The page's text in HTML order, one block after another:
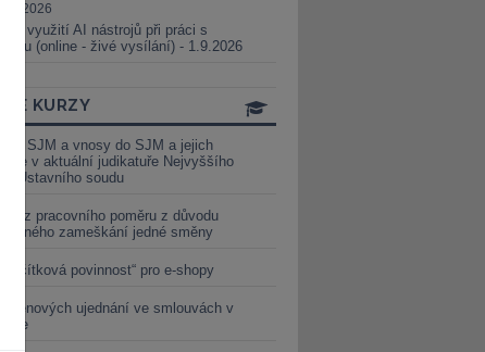
využití AI nástrojů při práci s
(online - živé vysílání) - 1.9.2026
KURZY
ze SJM a vnosy do SJM a jejich
v aktuální judikatuře Nejvyššího
a Ústavního soudu
z pracovního poměru z důvodu
zameškání jedné směny
„tlačítková povinnost“ pro e-shopy
cenových ujednání ve smlouvách v